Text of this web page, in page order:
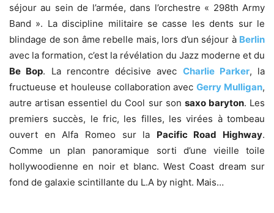
séjour au sein de l’armée, dans l’orchestre « 298th Army
Band ». La discipline militaire se casse les dents sur le
blindage de son âme rebelle mais, lors d’un séjour à Berlin
avec la formation, c’est la révélation du Jazz moderne et du
Be Bop. La rencontre décisive avec Charlie Parker, la
fructueuse et houleuse collaboration avecGerry Mulligan,
autre artisan essentiel du Cool sur son saxo baryton. Les
premiers succès, le fric, les filles, les virées à tombeau
ouvert en Alfa Romeo sur la Pacific Road Highway.
Comme un plan panoramique sorti d’une vieille toile
hollywoodienne en noir et blanc. West Coast dream sur
fond de galaxie scintillante du L.A by night. Mais…